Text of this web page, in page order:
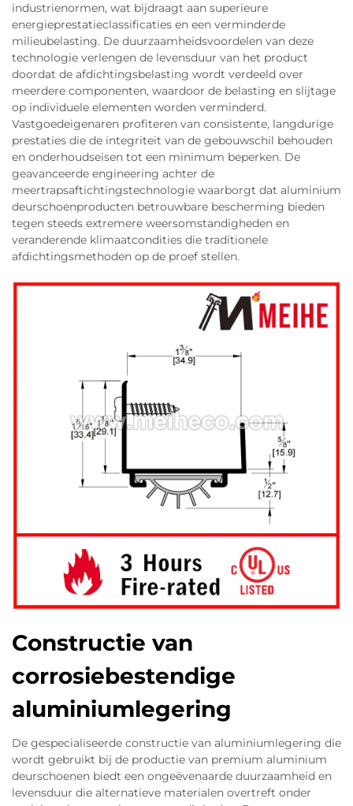
industrienormen, wat bijdraagt aan superieure
energieprestatieclassificaties en een verminderde
milieubelasting. De duurzaamheidsvoordelen van deze
technologie verlengen de levensduur van het product
doordat de afdichtingsbelasting wordt verdeeld over
meerdere componenten, waardoor de belasting en slijtage
op individuele elementen worden verminderd.
Vastgoedeigenaren profiteren van consistente, langdurige
prestaties die de integriteit van de gebouwschil behouden
en onderhoudseisen tot een minimum beperken. De
geavanceerde engineering achter de
meertrapsaftichtingstechnologie waarborgt dat aluminium
deurschoenproducten betrouwbare bescherming bieden
tegen steeds extremere weersomstandigheden en
veranderende klimaatcondities die traditionele
afdichtingsmethoden op de proef stellen.
Constructie van
corrosiebestendige
aluminiumlegering
De gespecialiseerde constructie van aluminiumlegering die
wordt gebruikt bij de productie van premium aluminium
deurschoenen biedt een ongeëvenaarde duurzaamheid en
levensduur die alternatieve materialen overtreft onder